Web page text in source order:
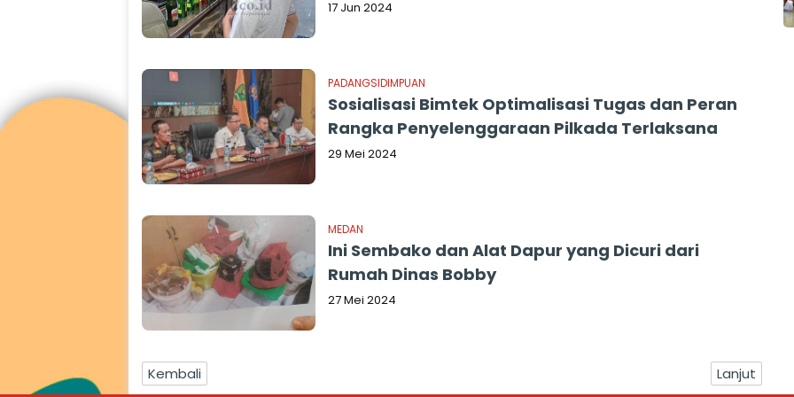
17 Jun 2024
PADANGSIDIMPUAN
Sosialisasi Bimtek Optimalisasi Tugas dan Peran
Rangka Penyelenggaraan Pilkada Terlaksana
29 Mei 2024
MEDAN
Ini Sembako dan Alat Dapur yang Dicuri dari
Rumah Dinas Bobby
27 Mei 2024
Kembali Lanjut